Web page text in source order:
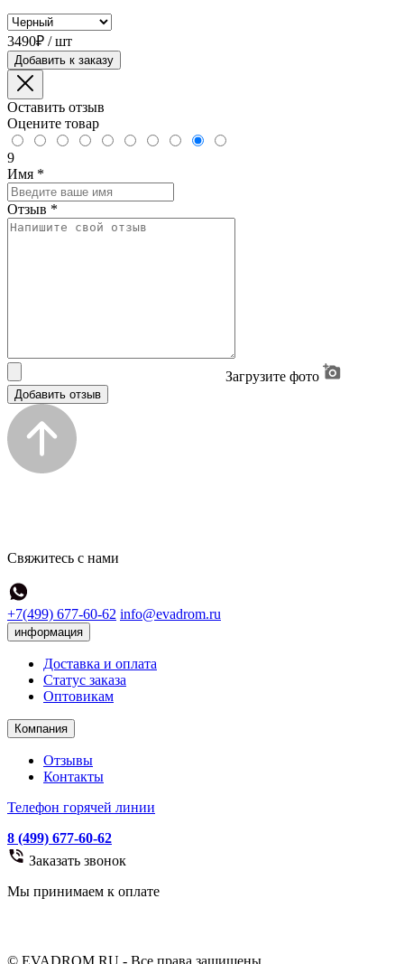
3490₽ / шт
Добавить к заказу
Оставить отзыв
Оцените товар
9
Имя *
Отзыв *
Загрузите фото
Добавить отзыв
Свяжитесь с нами
+7(499) 677-60-62 info@evadrom.ru
информация
Доставка и оплата
Статус заказа
Оптовикам
Компания
Отзывы
Контакты
Телефон горячей линии
8 (499) 677-60-62
Заказать звонок
Мы принимаем к оплате